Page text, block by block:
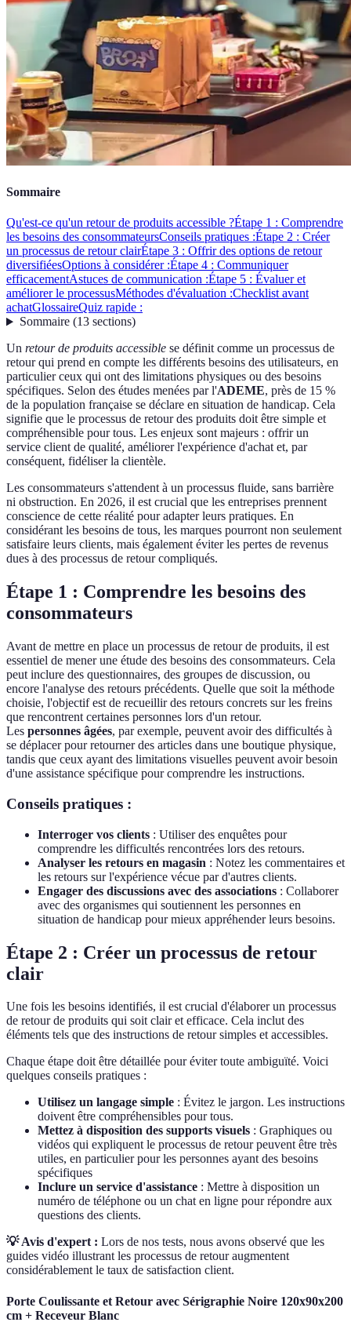
Sommaire
Qu'est-ce qu'un retour de produits accessible ?Étape 1 : Comprendre
les besoins des consommateursConseils pratiques :Étape 2 : Créer
un processus de retour clairÉtape 3 : Offrir des options de retour
diversifiéesOptions à considérer :Étape 4 : Communiquer
efficacementAstuces de communication :Étape 5 : Évaluer et
améliorer le processusMéthodes d'évaluation :Checklist avant
achatGlossaireQuiz rapide :
Sommaire(13 sections)
Un retour de produits accessible se définit comme un processus de
retour qui prend en compte les différents besoins des utilisateurs, en
particulier ceux qui ont des limitations physiques ou des besoins
spécifiques. Selon des études menées par l'ADEME, près de 15 %
de la population française se déclare en situation de handicap. Cela
signifie que le processus de retour des produits doit être simple et
compréhensible pour tous. Les enjeux sont majeurs : offrir un
service client de qualité, améliorer l'expérience d'achat et, par
conséquent, fidéliser la clientèle.
Les consommateurs s'attendent à un processus fluide, sans barrière
ni obstruction. En 2026, il est crucial que les entreprises prennent
conscience de cette réalité pour adapter leurs pratiques. En
considérant les besoins de tous, les marques pourront non seulement
satisfaire leurs clients, mais également éviter les pertes de revenus
dues à des processus de retour compliqués.
Étape 1 : Comprendre les besoins des
consommateurs
Avant de mettre en place un processus de retour de produits, il est
essentiel de mener une étude des besoins des consommateurs. Cela
peut inclure des questionnaires, des groupes de discussion, ou
encore l'analyse des retours précédents. Quelle que soit la méthode
choisie, l'objectif est de recueillir des retours concrets sur les freins
que rencontrent certaines personnes lors d'un retour.
Les personnes âgées, par exemple, peuvent avoir des difficultés à
se déplacer pour retourner des articles dans une boutique physique,
tandis que ceux ayant des limitations visuelles peuvent avoir besoin
d'une assistance spécifique pour comprendre les instructions.
Conseils pratiques :
Interroger vos clients : Utiliser des enquêtes pour
comprendre les difficultés rencontrées lors des retours.
Analyser les retours en magasin : Notez les commentaires et
les retours sur l'expérience vécue par d'autres clients.
Engager des discussions avec des associations : Collaborer
avec des organismes qui soutiennent les personnes en
situation de handicap pour mieux appréhender leurs besoins.
Étape 2 : Créer un processus de retour
clair
Une fois les besoins identifiés, il est crucial d'élaborer un processus
de retour de produits qui soit clair et efficace. Cela inclut des
éléments tels que des instructions de retour simples et accessibles.
Chaque étape doit être détaillée pour éviter toute ambiguïté. Voici
quelques conseils pratiques :
Utilisez un langage simple : Évitez le jargon. Les instructions
doivent être compréhensibles pour tous.
Mettez à disposition des supports visuels : Graphiques ou
vidéos qui expliquent le processus de retour peuvent être très
utiles, en particulier pour les personnes ayant des besoins
spécifiques
Inclure un service d'assistance : Mettre à disposition un
numéro de téléphone ou un chat en ligne pour répondre aux
questions des clients.
💡 Avis d'expert : Lors de nos tests, nous avons observé que les
guides vidéo illustrant les processus de retour augmentent
considérablement le taux de satisfaction client.
Porte Coulissante et Retour avec Sérigraphie Noire 120x90x200
cm + Receveur Blanc